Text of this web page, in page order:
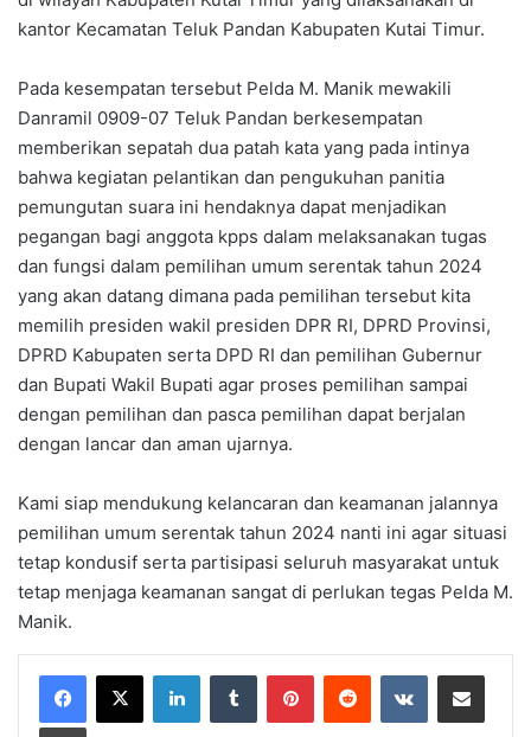
kantor Kecamatan Teluk Pandan Kabupaten Kutai Timur.
Pada kesempatan tersebut Pelda M. Manik mewakili
Danramil 0909-07 Teluk Pandan berkesempatan
memberikan sepatah dua patah kata yang pada intinya
bahwa kegiatan pelantikan dan pengukuhan panitia
pemungutan suara ini hendaknya dapat menjadikan
pegangan bagi anggota kpps dalam melaksanakan tugas
dan fungsi dalam pemilihan umum serentak tahun 2024
yang akan datang dimana pada pemilihan tersebut kita
memilih presiden wakil presiden DPR RI, DPRD Provinsi,
DPRD Kabupaten serta DPD RI dan pemilihan Gubernur
dan Bupati Wakil Bupati agar proses pemilihan sampai
dengan pemilihan dan pasca pemilihan dapat berjalan
dengan lancar dan aman ujarnya.
Kami siap mendukung kelancaran dan keamanan jalannya
pemilihan umum serentak tahun 2024 nanti ini agar situasi
tetap kondusif serta partisipasi seluruh masyarakat untuk
tetap menjaga keamanan sangat di perlukan tegas Pelda M.
Manik.
LinkedInTumblr PinterestReddit VKontakteShare via Email
Print